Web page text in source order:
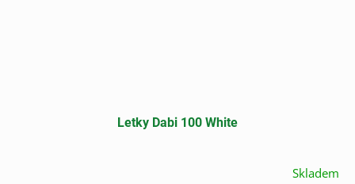
Letky Dabi 100 White
Skladem